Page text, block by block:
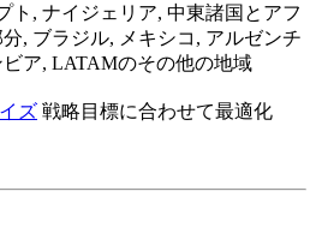
ト, ナイジェリア, 中東諸国とアフ
, ブラジル, メキシコ, アルゼンチ
ビア, LATAMのその他の地域
ズ 戦略目標に合わせて最適化